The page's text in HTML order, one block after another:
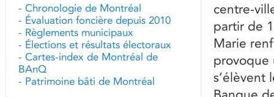
centre-
partir de
Marie
provoque
s’élèvent
- Chronologie de Montréal
- Évaluation foncière depuis 2010
- Règlements municipaux
- Élections et résultats électoraux
- Cartes-index de Montréal de
BAnQ
- Patrimoine bâti de Montréal